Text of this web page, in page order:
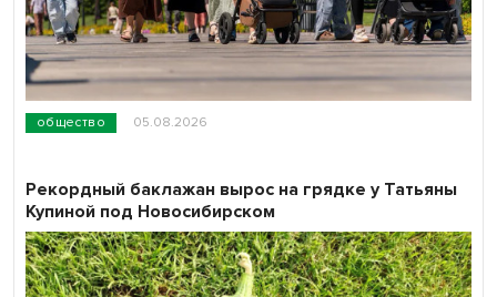
общество 05.08.2026
Рекордный баклажан вырос на грядке у Татьяны
Купиной под Новосибирском